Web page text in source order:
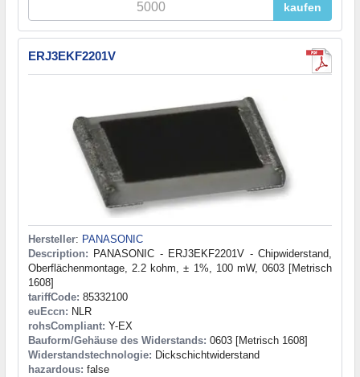
kaufen
ERJ3EKF2201V
Hersteller: PANASONIC
Description: PANASONIC - ERJ3EKF2201V - Chipwiderstand,
Oberflächenmontage, 2.2 kohm, ± 1%, 100 mW, 0603 [Metrisch
1608]
tariffCode: 85332100
euEccn: NLR
rohsCompliant: Y-EX
Bauform/Gehäuse des Widerstands: 0603 [Metrisch 1608]
Widerstandstechnologie: Dickschichtwiderstand
hazardous: false